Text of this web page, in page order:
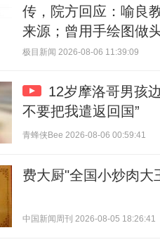
传，院方回应：喻良
来源；曾用手绘图做
极目新闻 2026-08-06 11:39:09
12岁摩洛哥男孩
不要把我遣返回国”
青蜂侠Bee 2026-08-06 00:59:41
费大厨"全国小炒肉大
中国新闻周刊 2026-08-05 18:26:41